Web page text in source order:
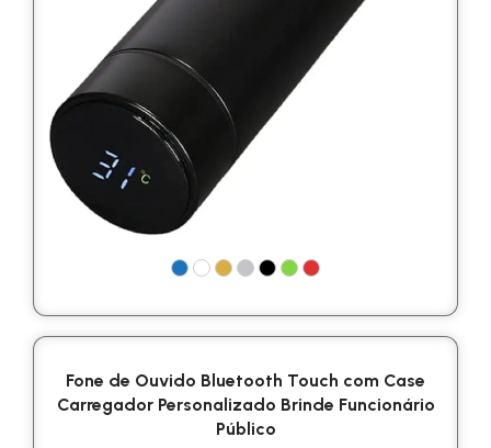
Fone de Ouvido Bluetooth Touch com Case
Carregador Personalizado Brinde Funcionário
Público